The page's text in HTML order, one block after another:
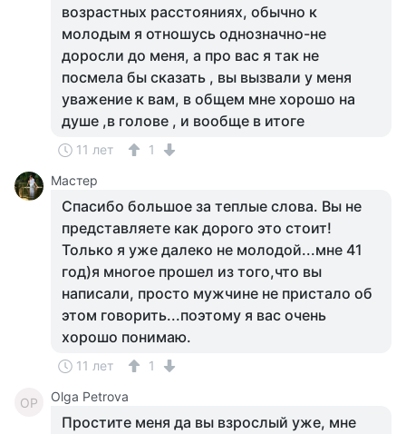
возрастных расстояниях, обычно к
молодым я отношусь однозначно-не
доросли до меня, а про вас я так не
посмела бы сказать , вы вызвали у меня
уважение к вам, в общем мне хорошо на
душе ,в голове , и вообще в итоге
11 лет
1
Мастер
Спасибо большое за теплые слова. Вы не
представляете как дорого это стоит!
Только я уже далеко не молодой...мне 41
год)я многое прошел из того,что вы
написали, просто мужчине не пристало об
этом говорить...поэтому я вас очень
хорошо понимаю.
11 лет 1
OP Olga Petrova
Простите меня да вы взрослый уже, мне